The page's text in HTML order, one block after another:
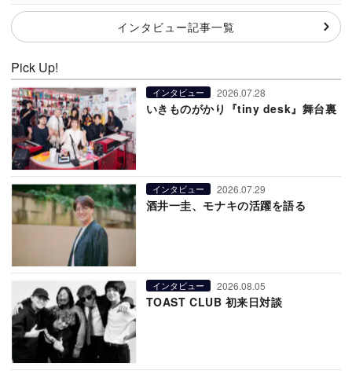
インタビュー記事一覧
Pick Up!
インタビュー 2026.07.28
いきものがかり『tiny desk』舞台裏
インタビュー 2026.07.29
酒井一圭、モナキの活躍を語る
インタビュー 2026.08.05
TOAST CLUB 初来日対談